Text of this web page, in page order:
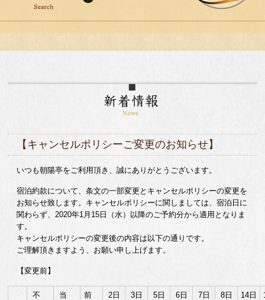
【キャンセルポリシーご変更のお知らせ】
いつも朝陽亭をご利用頂き、誠にありがとうございます。
宿泊約款について、条文の一部変更とキャンセルポリシーの変更を
お知らせ致します。キャンセルポリシーに関しましては、宿泊日に
関わらず、2020年1月15日（水）以降のご予約分から適用となりま
す。
キャンセルポリシーの変更後の内容は以下の通りです。
ご理解頂きますよう、お願い申し上げます。
【変更前】
不
当
前
2日
3日
5日
6日
7日
8日
14日